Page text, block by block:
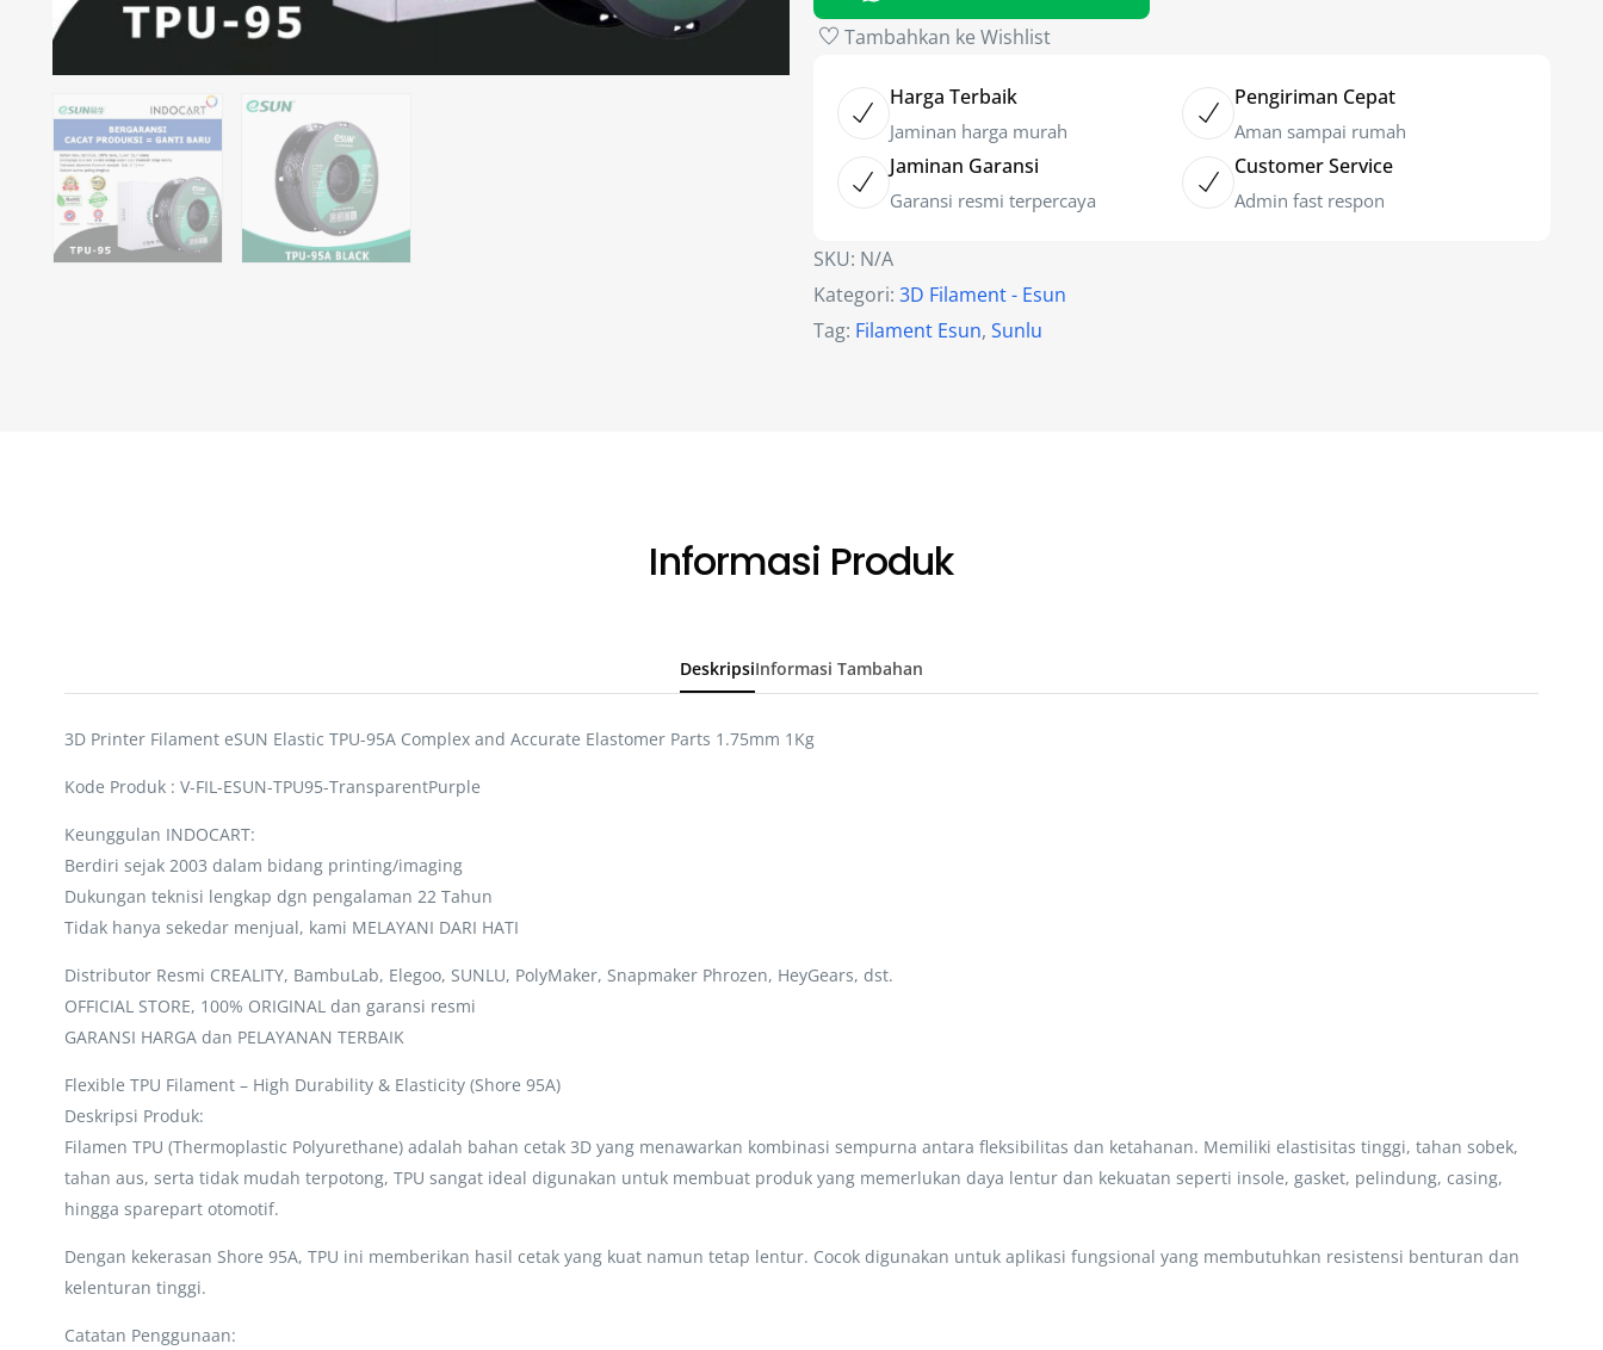
Tambahkan ke Wishlist
Harga Terbaik
Jaminan harga murah
Pengiriman Cepat
Aman sampai rumah
Jaminan Garansi
Garansi resmi terpercaya
Customer Service
Admin fast respon
SKU: N/A
Kategori: 3D Filament - Esun
Tag: Filament Esun, Sunlu
Informasi Produk
DeskripsiInformasi Tambahan
3D Printer Filament eSUN Elastic TPU-95A Complex and Accurate Elastomer Parts 1.75mm 1Kg
Kode Produk : V-FIL-ESUN-TPU95-TransparentPurple
Keunggulan INDOCART:
Berdiri sejak 2003 dalam bidang printing/imaging
Dukungan teknisi lengkap dgn pengalaman 22 Tahun
Tidak hanya sekedar menjual, kami MELAYANI DARI HATI
Distributor Resmi CREALITY, BambuLab, Elegoo, SUNLU, PolyMaker, Snapmaker Phrozen, HeyGears, dst.
OFFICIAL STORE, 100% ORIGINAL dan garansi resmi
GARANSI HARGA dan PELAYANAN TERBAIK
Flexible TPU Filament – High Durability & Elasticity (Shore 95A)
Deskripsi Produk:
Filamen TPU (Thermoplastic Polyurethane) adalah bahan cetak 3D yang menawarkan kombinasi sempurna antara fleksibilitas dan ketahanan. Memiliki elastisitas tinggi, tahan sobek,
tahan aus, serta tidak mudah terpotong, TPU sangat ideal digunakan untuk membuat produk yang memerlukan daya lentur dan kekuatan seperti insole, gasket, pelindung, casing,
hingga sparepart otomotif.
Dengan kekerasan Shore 95A, TPU ini memberikan hasil cetak yang kuat namun tetap lentur. Cocok digunakan untuk aplikasi fungsional yang membutuhkan resistensi benturan dan
kelenturan tinggi.
Catatan Penggunaan: